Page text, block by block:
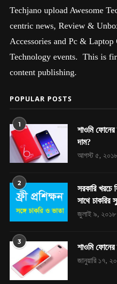
Techjano upload Awesome
centric news, Review &
Accessories and Pc & Laptop
Technology events. This is
content publishing.
POPULAR POSTS
1
শাওমি
দাম?
আগস্ট ৫,
2
সরকারি খরচে
সাথে চাকরির
জুলাই ৯, ২০১৮
3
শাওমি
জানুয়ারি ১৭,